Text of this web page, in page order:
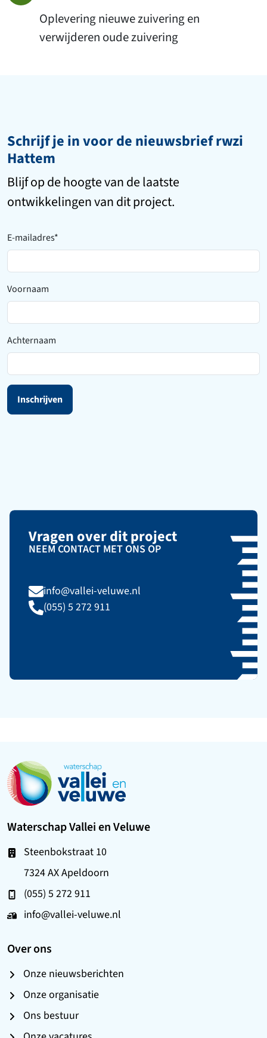
Oplevering nieuwe zuivering en
verwijderen oude zuivering
Schrijf je in voor de nieuwsbrief rwzi
Hattem
Blijf op de hoogte van de laatste
ontwikkelingen van dit project.
E-mailadres*
Voornaam
Achternaam
Inschrijven
Vragen over dit project
NEEM CONTACT MET ONS OP
info@vallei-veluwe.nl
(055) 5 272 911
Waterschap Vallei en Veluwe
Steenbokstraat 10
7324 AX Apeldoorn
(055) 5 272 911
info@vallei-veluwe.nl
Over ons
Onze nieuwsberichten
Onze organisatie
Ons bestuur